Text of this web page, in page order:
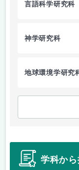
言語科学研究科
神学研究科
地球環境学研究
学科か